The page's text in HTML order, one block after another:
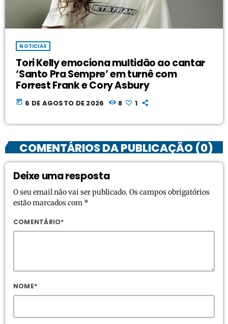
NOTICIAS
Tori Kelly emociona multidão ao cantar
‘Santo Pra Sempre’ em turnê com
Forrest Frank e Cory Asbury
today 6 DE AGOSTO DE 2026 8 1
COMENTÁRIOS DA PUBLICAÇÃO (0)
Deixe uma resposta
O seu email não vai ser publicado. Os campos obrigatórios
estão marcados com *
COMENTÁRIO*
NOME*